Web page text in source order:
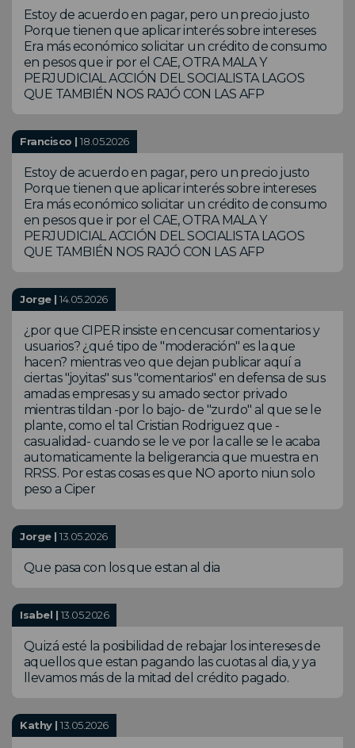
Estoy de acuerdo en pagar, pero un precio justo
Porque tienen que aplicar interés sobre intereses
Era más económico solicitar un crédito de consumo
en pesos que ir por el CAE, OTRA MALA Y
PERJUDICIAL ACCIÓN DEL SOCIALISTA LAGOS
QUE TAMBIÉN NOS RAJÓ CON LAS AFP
Francisco |18.05.2026
Estoy de acuerdo en pagar, pero un precio justo
Porque tienen que aplicar interés sobre intereses
Era más económico solicitar un crédito de consumo
en pesos que ir por el CAE, OTRA MALA Y
PERJUDICIAL ACCIÓN DEL SOCIALISTA LAGOS
QUE TAMBIÉN NOS RAJÓ CON LAS AFP
Jorge |14.05.2026
¿por que CIPER insiste en cencusar comentarios y
usuarios? ¿qué tipo de "moderación" es la que
hacen? mientras veo que dejan publicar aquí a
ciertas "joyitas" sus "comentarios" en defensa de sus
amadas empresas y su amado sector privado
mientras tildan -por lo bajo- de "zurdo" al que se le
plante, como el tal Cristian Rodriguez que -
casualidad- cuando se le ve por la calle se le acaba
automaticamente la beligerancia que muestra en
RRSS. Por estas cosas es que NO aporto niun solo
peso a Ciper
Jorge |13.05.2026
Que pasa con los que estan al dia
Isabel | 13.05.2026
Quizá esté la posibilidad de rebajar los intereses de
aquellos que estan pagando las cuotas al dia, y ya
llevamos más de la mitad del crédito pagado.
Kathy |13.05.2026